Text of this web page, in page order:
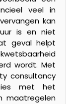
veel in
kan
is en niet
geval helpt
wordt. Met
consultancy
met het
maatregelen